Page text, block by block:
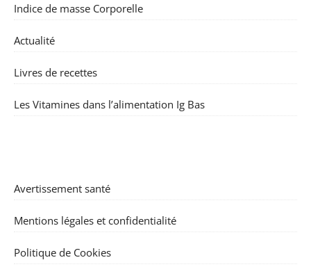
Indice de masse Corporelle
Actualité
Livres de recettes
Les Vitamines dans l’alimentation Ig Bas
Avertissement santé
Mentions légales et confidentialité
Politique de Cookies